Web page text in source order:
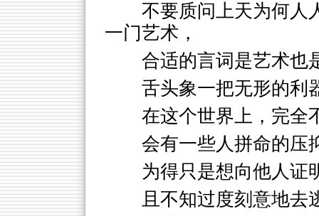
不要质问上天为何人
一门艺术，
合适的言词是艺术也
舌头象一把无形的利
在这个世界上，完全
会有一些人拼命的压
为得只是想向他人证
且不知过度刻意地去